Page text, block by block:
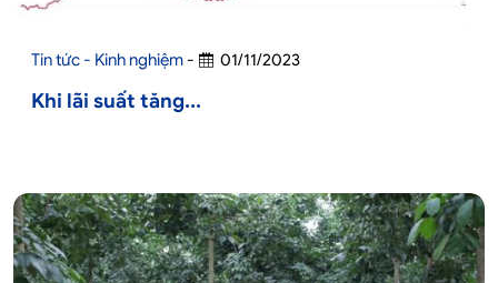
Tin tức - Kinh nghiệm - 01/11/2023
Khi lãi suất tăng...